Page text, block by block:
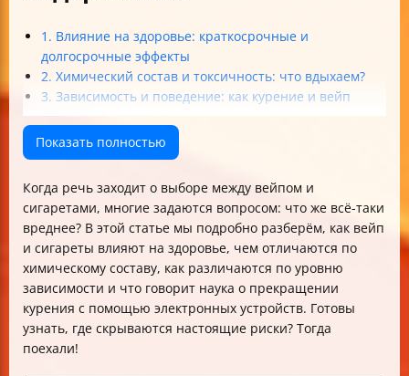
1. Влияние на здоровье: краткосрочные и
долгосрочные эффекты
2. Химический состав и токсичность: что вдыхаем?
3. Зависимость и поведение: как курение и вейп
влияют на человека
4. Общественное здоровье, регулирование и мифы
5. Помощь в отказе от курения и снижение вреда
Таблица сравнения вреда вейпа и сигарет
Показать полностью
Когда речь заходит о выборе между вейпом и
сигаретами, многие задаются вопросом: что же всё-таки
вреднее? В этой статье мы подробно разберём, как вейп
и сигареты влияют на здоровье, чем отличаются по
химическому составу, как различаются по уровню
зависимости и что говорит наука о прекращении
курения с помощью электронных устройств. Готовы
узнать, где скрываются настоящие риски? Тогда
поехали!